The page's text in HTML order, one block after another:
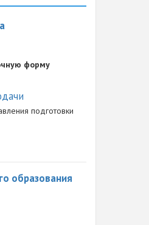
форму
подготовки
образования